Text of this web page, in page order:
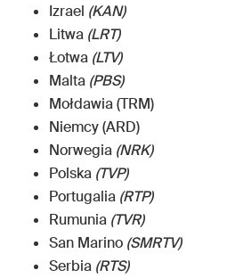
Izrael (KAN)
Litwa (LRT)
Łotwa (LTV)
Malta (PBS)
Mołdawia (TRM)
Niemcy (ARD)
Norwegia (NRK)
Polska (TVP)
Portugalia (RTP)
Rumunia (TVR)
San Marino (SMRTV)
Serbia (RTS)